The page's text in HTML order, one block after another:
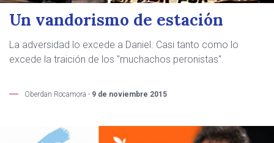
Un vandorismo de estación
La adversidad lo excede a Daniel. Casi tanto como lo
excede la traición de los "muchachos peronistas".
Oberdan Rocamora - 9 de noviembre 2015